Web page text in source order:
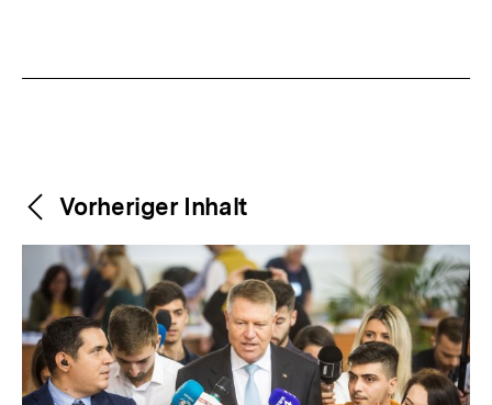
Weitere
Inhalte
Content-
Navigation
Vorheriger Inhalt